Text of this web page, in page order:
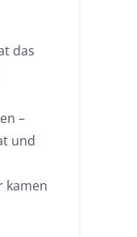
das
–
und
kamen